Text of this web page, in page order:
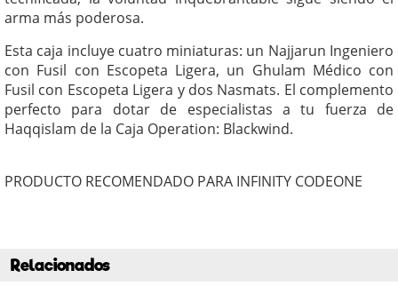
arma más poderosa.
Esta caja incluye cuatro miniaturas: un Najjarun Ingeniero
con Fusil con Escopeta Ligera, un Ghulam Médico con
Fusil con Escopeta Ligera y dos Nasmats. El complemento
perfecto para dotar de especialistas a tu fuerza de
Haqqislam de la Caja Operation: Blackwind.
PRODUCTO RECOMENDADO PARA INFINITY CODEONE
Relacionados